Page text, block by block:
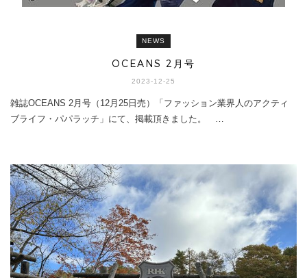
NEWS
OCEANS 2月号
2023-12-25
雑誌OCEANS 2月号（12月25日売）「ファッション業界人のアクティ
ブライフ・パパラッチ」にて、掲載頂きました。 …